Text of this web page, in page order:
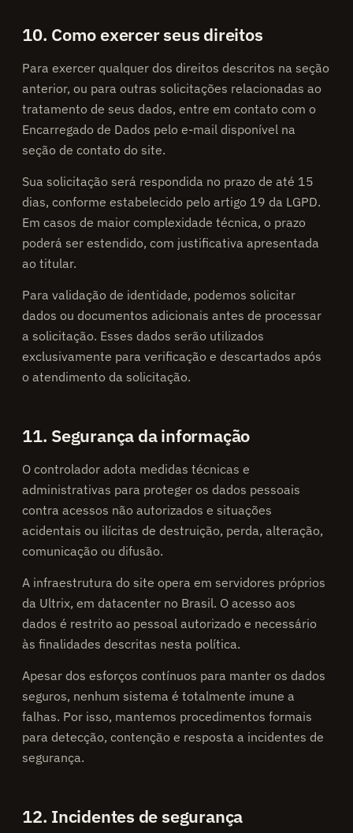
10. Como exercer seus direitos
Para exercer qualquer dos direitos descritos na seção
anterior, ou para outras solicitações relacionadas ao
tratamento de seus dados, entre em contato com o
Encarregado de Dados pelo e-mail disponível na
seção de contato do site.
Sua solicitação será respondida no prazo de até 15
dias, conforme estabelecido pelo artigo 19 da LGPD.
Em casos de maior complexidade técnica, o prazo
poderá ser estendido, com justificativa apresentada
ao titular.
Para validação de identidade, podemos solicitar
dados ou documentos adicionais antes de processar
a solicitação. Esses dados serão utilizados
exclusivamente para verificação e descartados após
o atendimento da solicitação.
11. Segurança da informação
O controlador adota medidas técnicas e
administrativas para proteger os dados pessoais
contra acessos não autorizados e situações
acidentais ou ilícitas de destruição, perda, alteração,
comunicação ou difusão.
A infraestrutura do site opera em servidores próprios
da Ultrix, em datacenter no Brasil. O acesso aos
dados é restrito ao pessoal autorizado e necessário
às finalidades descritas nesta política.
Apesar dos esforços contínuos para manter os dados
seguros, nenhum sistema é totalmente imune a
falhas. Por isso, mantemos procedimentos formais
para detecção, contenção e resposta a incidentes de
segurança.
12. Incidentes de segurança